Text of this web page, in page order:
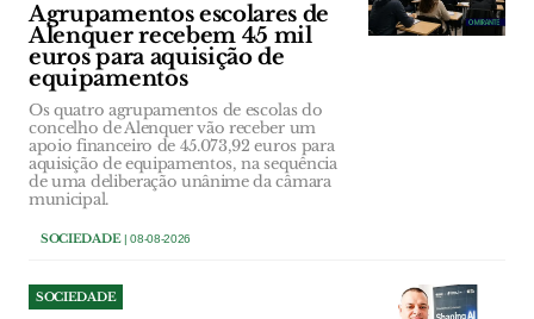
Agrupamentos escolares de
Alenquer recebem 45 mil
euros para aquisição de
equipamentos
Os quatro agrupamentos de escolas do
concelho de Alenquer vão receber um
apoio financeiro de 45.073,92 euros para
aquisição de equipamentos, na sequência
de uma deliberação unânime da câmara
municipal.
SOCIEDADE| 08-08-2026
SOCIEDADE